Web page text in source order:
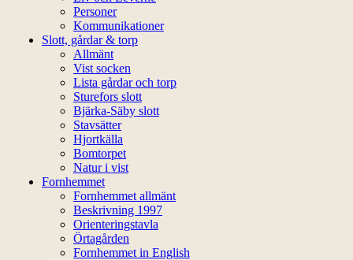
Personer
Kommunikationer
Slott, gårdar & torp
Allmänt
Vist socken
Lista gårdar och torp
Sturefors slott
Bjärka-Säby slott
Stavsätter
Hjortkälla
Bomtorpet
Natur i vist
Fornhemmet
Fornhemmet allmänt
Beskrivning 1997
Orienteringstavla
Örtagården
Fornhemmet in English